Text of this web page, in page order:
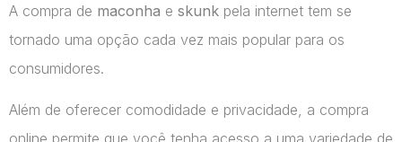
A compra de maconha e skunk pela internet tem se
tornado uma opção cada vez mais popular para os
consumidores.
Além de oferecer comodidade e privacidade, a compra